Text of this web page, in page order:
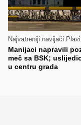
Najvatreniji navijači
Manijaci napravili
meč sa BSK;
u centru grada